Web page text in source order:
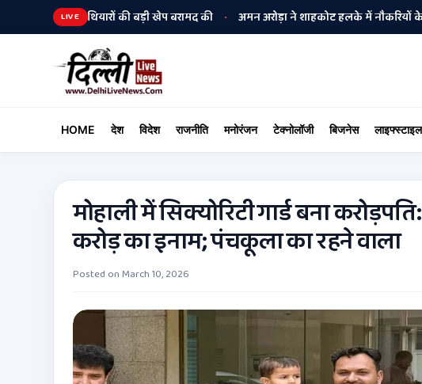
LIVE
ने हथियारों की बड़ी खेप बरामद की • अमन अरोड़ा ने शाहकोट हलके में नौकरियों के मामले में
HOME देश विदेश राजनीति मनोरंजन टेक्नोलॉजी बिजनेस लाइफ्स्टाइल
मोहाली में सिक्योरिटी गार्ड बना
करोड़ का इनाम; पंचकूला का रहने वाला
Posted on March 10, 2026